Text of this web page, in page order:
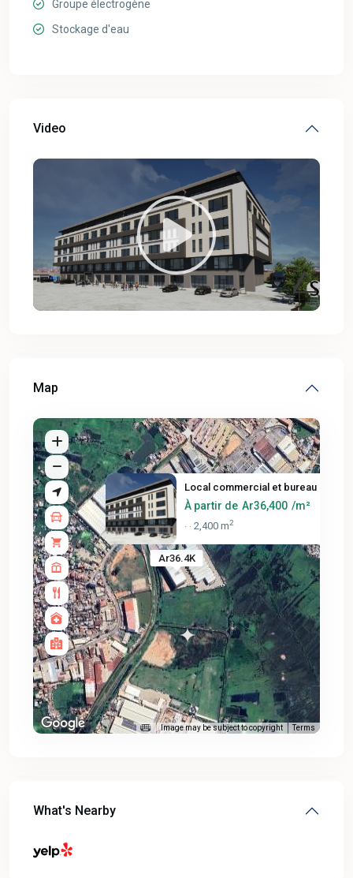
Groupe électrogène
Stockage d'eau
Video
Map
Ar36.4K
Local commercial et bureau à A...
À partir de Ar36,400 /m²
· · 2,400 m2
Image may be subject to copyright Terms
What's Nearby